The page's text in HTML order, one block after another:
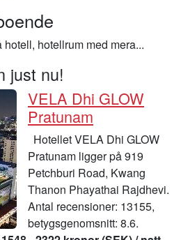
hotellrum med mera...
just nu!
VELA Dhi GLOW
Pratunam
Hotellet VELA Dhi GLOW
Pratunam ligger på 919
Petchburi Road, Kwang
Thanon Phayathai Rajdhevi.
Antal recensioner: 13155,
betygsgenomsnitt: 8.6.